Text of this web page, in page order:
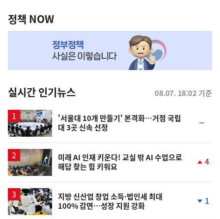
책
NOW,
뉴
스
정책 NOW
실시간 인기뉴스 08.07. 18:02 기준
'서울대 10개 만들기' 본격화…거점 국립
대 3곳 신속 선정
일
미래 AI 인재 키운다! 교실 밖 AI 수업으로
해답 찾는 힘 키워요
상
4
지방 신산업 창업 소득·법인세 최대
100% 감면…성장 지원 강화
1